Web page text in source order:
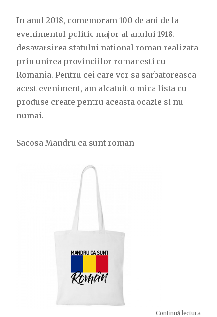
In anul 2018, comemoram 100 de ani de la
evenimentul politic major al anului 1918:
desavarsirea statului national roman realizata
prin unirea provinciilor romanesti cu
Romania. Pentru cei care vor sa sarbatoreasca
acest eveniment, am alcatuit o mica lista cu
produse create pentru aceasta ocazie si nu
numai.
Sacosa Mandru ca sunt roman
Continuă lectura„100